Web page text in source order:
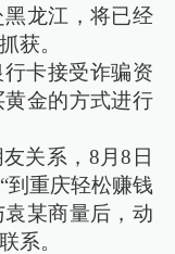
龙江，将已经
获。
卡接受诈骗资
金的方式进行
关系，8月8日
到重庆轻松赚钱
某商量后，动
系。